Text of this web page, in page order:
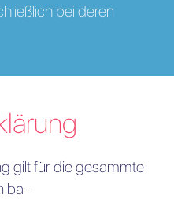
bei deren
gilt für die gesammte
ba-